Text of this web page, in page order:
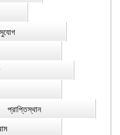
প্রাপ্তিস্থান